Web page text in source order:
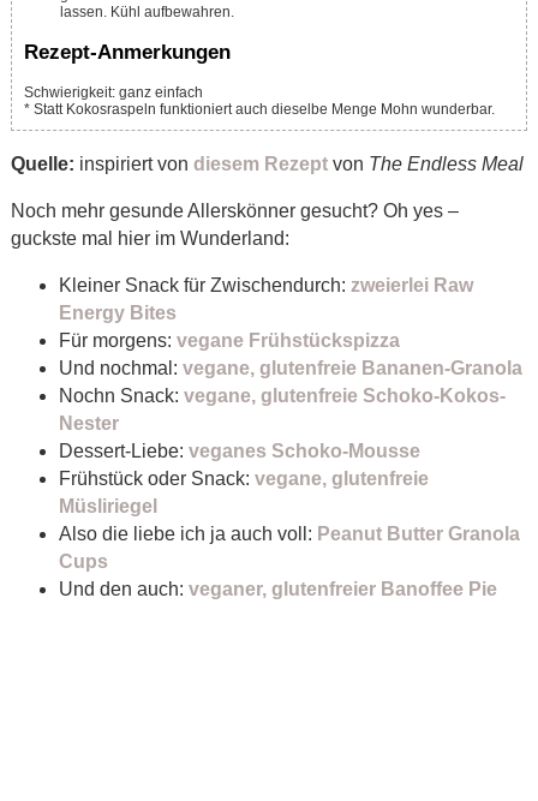
lassen. Kühl aufbewahren.
Rezept-Anmerkungen
Schwierigkeit: ganz einfach
* Statt Kokosraspeln funktioniert auch dieselbe Menge Mohn wunderbar.
Quelle: inspiriert von diesem Rezeptvon The Endless Meal
Noch mehr gesunde Allerskönner gesucht? Oh yes –
guckste mal hier im Wunderland:
Kleiner Snack für Zwischendurch: zweierlei Raw
Energy Bites
Für morgens: vegane Frühstückspizza
Und nochmal: vegane, glutenfreie Bananen-Granola
Nochn Snack: vegane, glutenfreie Schoko-Kokos-
Nester
Dessert-Liebe: veganes Schoko-Mousse
Frühstück oder Snack: vegane, glutenfreie
Müsliriegel
Also die liebe ich ja auch voll: Peanut Butter Granola
Cups
Und den auch: veganer, glutenfreier Banoffee Pie